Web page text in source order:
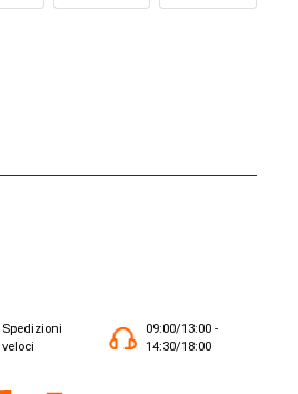
Spedizioni
veloci
09:00/13:00 -
14:30/18:00